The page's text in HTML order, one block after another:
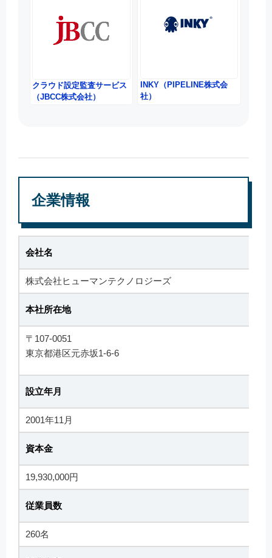
クラウド設定監査サービス
（JBCC株式会社）
INKY（PIPELINE株式会
社）
企業情報
会社名
株式会社ヒューマンテクノロジーズ
本社所在地
〒107-0051
東京都港区元赤坂1-6-6
設立年月
2001年11月
資本金
19,930,000円
従業員数
260名